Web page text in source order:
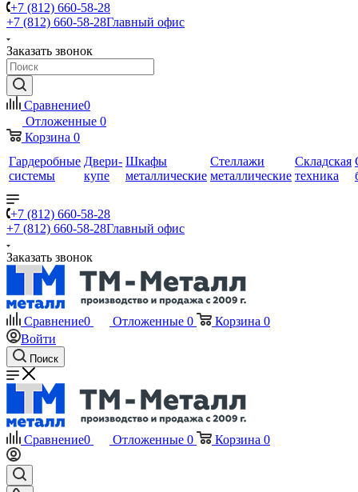
+7 (812) 660-58-28
+7 (812) 660-58-28Главный офис
Заказать звонок
Сравнение0
Отложенные 0
Корзина 0
Гардеробные
системы
Двери-
купе
Шкафы
металлические
Стеллажи
металлические
Складская
техника
+7 (812) 660-58-28
+7 (812) 660-58-28Главный офис
Заказать звонок
Сравнение0 Отложенные 0 Корзина 0
Войти
Поиск
Сравнение0 Отложенные 0 Корзина 0